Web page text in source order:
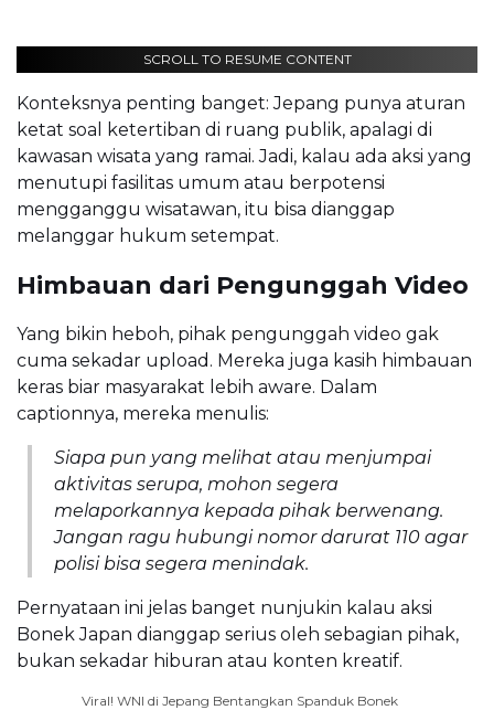
SCROLL TO RESUME CONTENT
Konteksnya penting banget: Jepang punya aturan
ketat soal ketertiban di ruang publik, apalagi di
kawasan wisata yang ramai. Jadi, kalau ada aksi yang
menutupi fasilitas umum atau berpotensi
mengganggu wisatawan, itu bisa dianggap
melanggar hukum setempat.
Himbauan dari Pengunggah Video
Yang bikin heboh, pihak pengunggah video gak
cuma sekadar upload. Mereka juga kasih himbauan
keras biar masyarakat lebih aware. Dalam
captionnya, mereka menulis:
Siapa pun yang melihat atau menjumpai
aktivitas serupa, mohon segera
melaporkannya kepada pihak berwenang.
Jangan ragu hubungi nomor darurat 110 agar
polisi bisa segera menindak.
Pernyataan ini jelas banget nunjukin kalau aksi
Bonek Japan dianggap serius oleh sebagian pihak,
bukan sekadar hiburan atau konten kreatif.
Viral! WNI di Jepang Bentangkan Spanduk Bonek